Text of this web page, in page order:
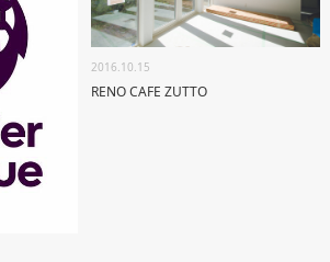
2016.10.15
RENO CAFE ZUTTO